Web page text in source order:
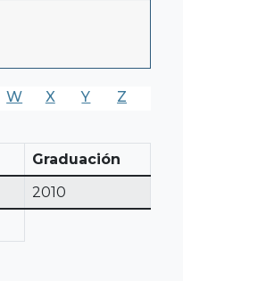
W X Y Z
Graduación
2010